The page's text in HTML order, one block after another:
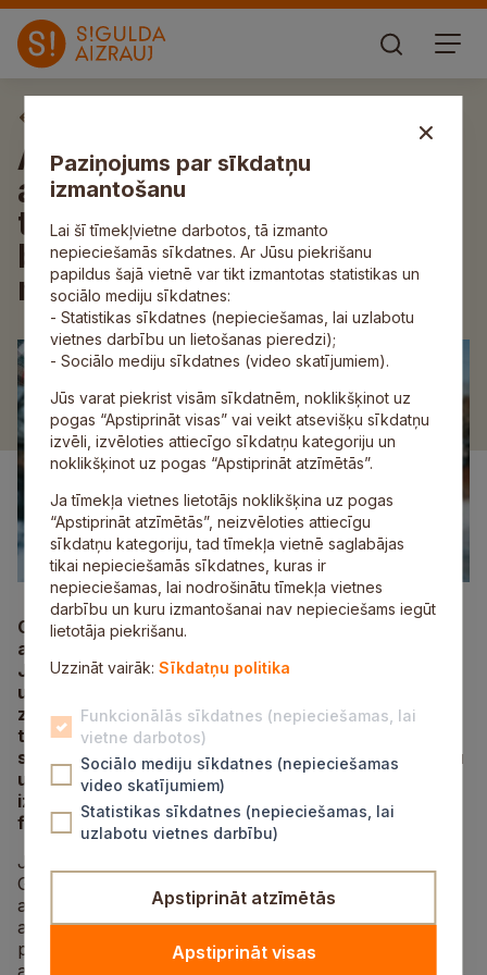
Ar iespaidīgu stendu un
aizraujošu piedāvājumu
tūrisma izstādē “Balttour”
būs pārstāvēts Siguldas
novads
Ceturtdien, 1. februārī, Siguldas novada Attīstības
aģentūras Tūrisma nodaļas vadītāja Kristīne
Junkure kopā ar kolēģiem un uzņēmējiem devusies
uz Ķīpsalu, lai iekārtotu Siguldas novada stendu ar
zīmolu “Sigulda aizrauj” Baltijā vērienīgākajā
tūrisma izstādē-gadatirgū “Balttour 2024”. Stends
solās būt iespaidīgs, iemiesojot aizrautību, enerģiju
un dzīvesprieku. Siguldas novada viesmīlību
izstādē apmeklētāji varēs baudīt no 2. līdz 4.
februārim.
Jau gadsimtiem Sigulda vilinājusi ar lielisko skatu pāri
Gaujas senielejai un unikālajiem dabas objektiem, vien
aizraujošajai un mīlētākajai pilsētai raksturīgām
ainavām, aizraujošiem piedzīvojumiem un pasakainām
pastaigu vietām. Siguldas novads piedāvā ne tikai elpu
aizraujošus piedzīvojumus tiem, kas meklē adrenalīnu,
Paziņojums par sīkdatņu
izmantošanu
Lai šī tīmekļvietne darbotos, tā izmanto
nepieciešamās sīkdatnes. Ar Jūsu piekrišanu
papildus šajā vietnē var tikt izmantotas statistikas un
sociālo mediju sīkdatnes:
- Statistikas sīkdatnes (nepieciešamas, lai uzlabotu
vietnes darbību un lietošanas pieredzi);
- Sociālo mediju sīkdatnes (video skatījumiem).
Jūs varat piekrist visām sīkdatnēm, noklikšķinot uz
pogas “Apstiprināt visas” vai veikt atsevišķu sīkdatņu
izvēli, izvēloties attiecīgo sīkdatņu kategoriju un
noklikšķinot uz pogas “Apstiprināt atzīmētās”.
Ja tīmekļa vietnes lietotājs noklikšķina uz pogas
“Apstiprināt atzīmētās”, neizvēloties attiecīgu
sīkdatņu kategoriju, tad tīmekļa vietnē saglabājas
tikai nepieciešamās sīkdatnes, kuras ir
nepieciešamas, lai nodrošinātu tīmekļa vietnes
darbību un kuru izmantošanai nav nepieciešams iegūt
lietotāja piekrišanu.
Uzzināt vairāk:Sīkdatņu politika
Funkcionālās sīkdatnes (nepieciešamas, lai
vietne darbotos)
Sociālo mediju sīkdatnes (nepieciešamas
video skatījumiem)
Statistikas sīkdatnes (nepieciešamas, lai
uzlabotu vietnes darbību)
Apstiprināt atzīmētās
Apstiprināt visas